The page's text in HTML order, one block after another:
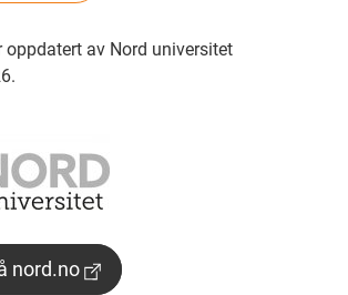
oppdatert av Nord universitet
nord.no